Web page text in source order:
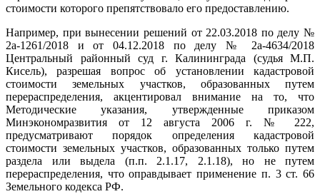
стоимости которого препятствовало его предоставлению.
Например, при вынесении решений от 22.03.2018 по делу №
2а-1261/2018 и от 04.12.2018 по делу № 2а-4634/2018
Центральный районный суд г. Калининграда (судья М.П.
Кисель), разрешая вопрос об установлении кадастровой
стоимости земельных участков, образованных путем
перераспределения, акцентировал внимание на то, что
Методические указания, утвержденные приказом
Минэкономразвития от 12 августа 2006 г. № 222,
предусматривают порядок определения кадастровой
стоимости земельных участков, образованных только путем
раздела или выдела (п.п. 2.1.17, 2.1.18), но не путем
перераспределения, что оправдывает применение п. 3 ст. 66
Земельного кодекса РФ.